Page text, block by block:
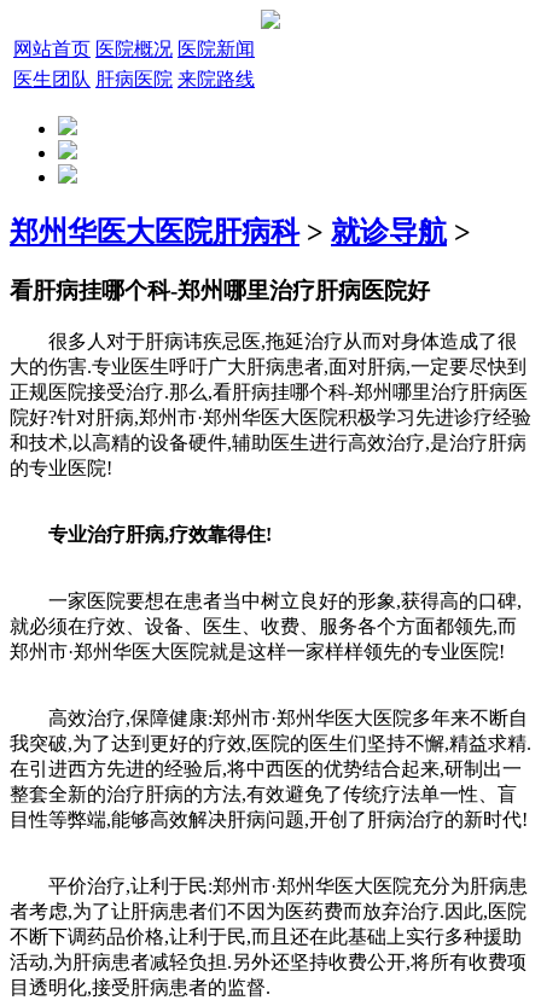
网站首页 医院概况 医院新闻
医生团队 肝病医院 来院路线
郑州华医大医院肝病科> 就诊导航>
看肝病挂哪个科-郑州哪里治疗肝病医院好
很多人对于肝病讳疾忌医,拖延治疗从而对身体造成了很
大的伤害.专业医生呼吁广大肝病患者,面对肝病,一定要尽快到
正规医院接受治疗.那么,看肝病挂哪个科-郑州哪里治疗肝病医
院好?针对肝病,郑州市·郑州华医大医院积极学习先进诊疗经验
和技术,以高精的设备硬件,辅助医生进行高效治疗,是治疗肝病
的专业医院!
专业治疗肝病,疗效靠得住!
一家医院要想在患者当中树立良好的形象,获得高的口碑,
就必须在疗效、设备、医生、收费、服务各个方面都领先,而
郑州市·郑州华医大医院就是这样一家样样领先的专业医院!
高效治疗,保障健康:郑州市·郑州华医大医院多年来不断自
我突破,为了达到更好的疗效,医院的医生们坚持不懈,精益求精.
在引进西方先进的经验后,将中西医的优势结合起来,研制出一
整套全新的治疗肝病的方法,有效避免了传统疗法单一性、盲
目性等弊端,能够高效解决肝病问题,开创了肝病治疗的新时代!
平价治疗,让利于民:郑州市·郑州华医大医院充分为肝病患
者考虑,为了让肝病患者们不因为医药费而放弃治疗.因此,医院
不断下调药品价格,让利于民,而且还在此基础上实行多种援助
活动,为肝病患者减轻负担.另外还坚持收费公开,将所有收费项
目透明化,接受肝病患者的监督.